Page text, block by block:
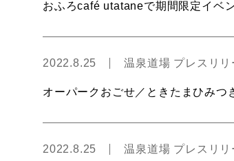
おふろcafé utataneで期間限定イベ
2022.8.25 温泉道場 プレスリリ
オーパークおごせ／ときたまひみ
2022.8.25 温泉道場 プレスリリ